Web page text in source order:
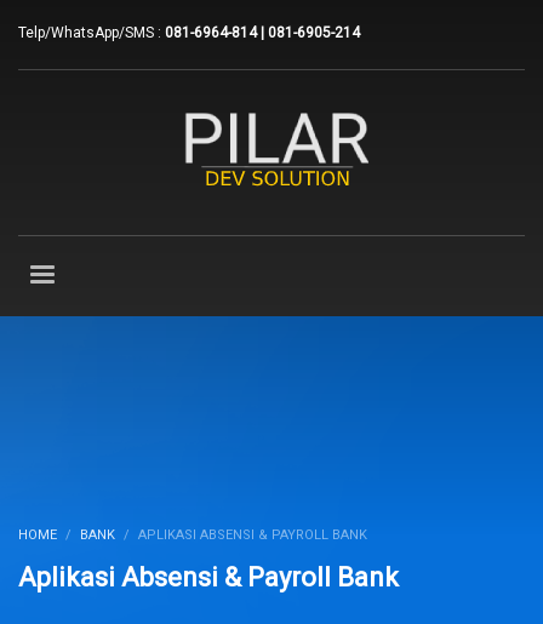
Telp/WhatsApp/SMS : 081-6964-814 | 081-6905-214
HOME BANK APLIKASI ABSENSI & PAYROLL BANK
Aplikasi Absensi & Payroll Bank